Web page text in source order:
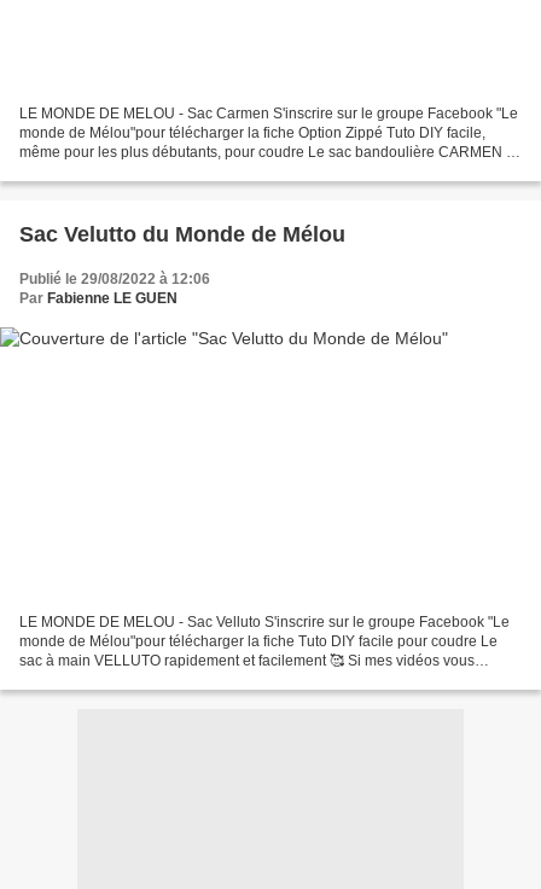
LE MONDE DE MELOU - Sac Carmen S'inscrire sur le groupe Facebook "Le
monde de Mélou"pour télécharger la fiche Option Zippé Tuto DIY facile,
même pour les plus débutants, pour coudre Le sac bandoulière CARMEN 💖
Sac Velutto du Monde de Mélou
Publié le 29/08/2022 à 12:06
Par Fabienne LE GUEN
LE MONDE DE MELOU - Sac Velluto S'inscrire sur le groupe Facebook "Le
monde de Mélou"pour télécharger la fiche Tuto DIY facile pour coudre Le
sac à main VELLUTO rapidement et facilement 🥰 Si mes vidéos vous